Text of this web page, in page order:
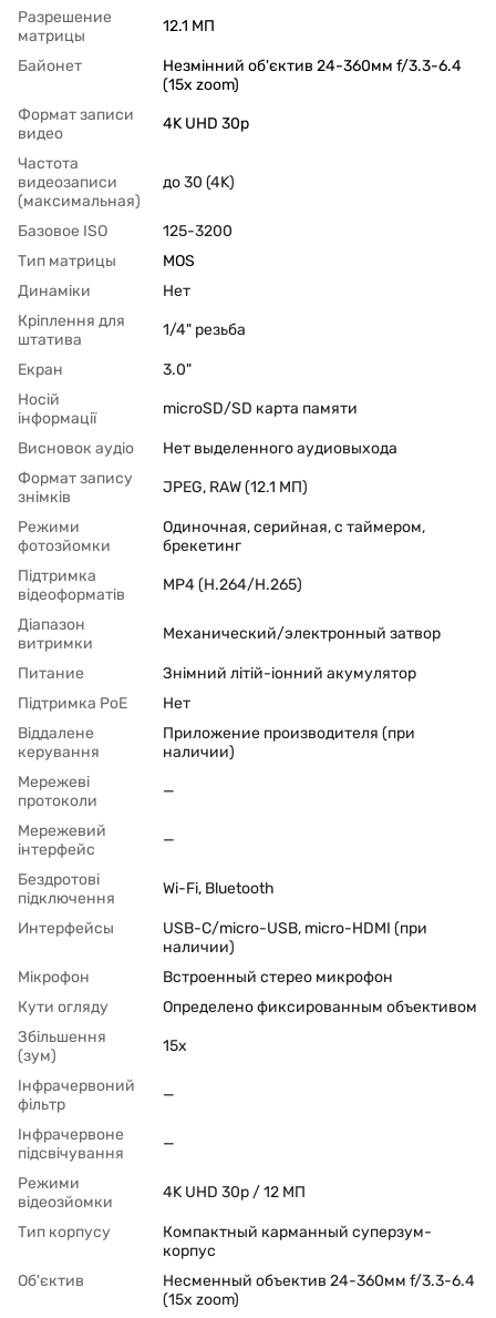
Разрешение
матрицы
12.1 МП
Байонет
Незмінний об'єктив 24-360мм f/3.3-6.4
(15x zoom)
Формат записи
видео
4K UHD 30p
Частота
видеозаписи
(максимальная)
до 30 (4K)
Базовое ISO
125-3200
Тип матрицы
MOS
Динаміки
Нет
Кріплення для
штатива
1/4" резьба
Екран
3.0"
Носій
інформації
microSD/SD карта памяти
Висновок аудіо
Нет выделенного аудиовыхода
Формат запису
знімків
JPEG, RAW (12.1 МП)
Режими
фотозйомки
Одиночная, серийная, с таймером,
брекетинг
Підтримка
відеоформатів
MP4 (H.264/H.265)
Діапазон
витримки
Механический/электронный затвор
Питание
Знімний літій-іонний акумулятор
Підтримка PoЕ
Нет
Віддалене
керування
Приложение производителя (при
наличии)
Мережеві
протоколи
—
Мережевий
інтерфейс
—
Бездротові
підключення
Wi-Fi, Bluetooth
Интерфейсы
USB-C/micro-USB, micro-HDMI (при
наличии)
Мікрофон
Встроенный стерео микрофон
Кути огляду
Определено фиксированным объективом
Збільшення
(зум)
15x
Інфрачервоний
фільтр
—
Інфрачервоне
підсвічування
—
Режими
відеозйомки
4K UHD 30p / 12 МП
Тип корпусу
Компактный карманный суперзум-
корпус
Об'єктив
Несменный объектив 24-360мм f/3.3-6.4
(15x zoom)